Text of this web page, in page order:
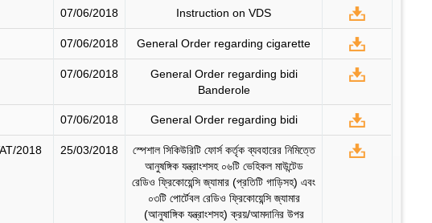
07/06/2018 Instruction on VDS
07/06/2018 General Order regarding cigarette
07/06/2018
General Order regarding bidi
Banderole
07/06/2018 General Order regarding bidi
2018 25/03/2018
স্পেশাল সিকিউরিটি ফোর্স কর্তৃক ব্যবহারের নিমিত্তে
আনুষঙ্গিক যন্ত্রাংশসহ ০৬টি ভেহিকল মাউন্টেড
রেডিও ফ্রিকোয়েন্সি জ্যামার (প্রতিটি গাড়িসহ) এবং
০৩টি পোর্টেবল রেডিও ফ্রিকোয়েন্সি জ্যামার
(আনুষাঙ্গিক যন্ত্রাংশসহ) ক্রয়/আমদানির উপর